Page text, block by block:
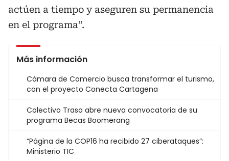
actúen a tiempo y aseguren su permanencia
en el programa”.
Más información
Cámara de Comercio busca transformar el turismo,
con el proyecto Conecta Cartagena
Colectivo Traso abre nueva convocatoria de su
programa Becas Boomerang
“Página de la COP16 ha recibido 27 ciberataques”:
Ministerio TIC